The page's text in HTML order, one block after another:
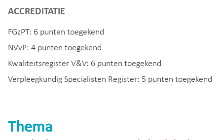
ACCREDITATIE
FGzPT: 6 punten toegekend
NVvP: 4 punten toegekend
Kwaliteitsregister V&V: 6 punten toegekend
Verpleegkundig Specialisten Register: 5 punten toegekend
Thema